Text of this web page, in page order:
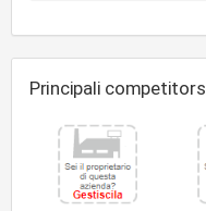
Principali competitors